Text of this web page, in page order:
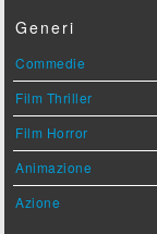
Generi
Commedie
Film Thriller
Film Horror
Animazione
Azione